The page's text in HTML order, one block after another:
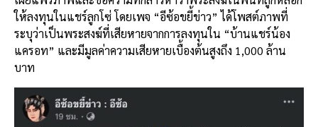
b
o
o
k
l Li
n
k
e
ให้ลงทุนในแชร์ลูกโซ่ โดยเพจ “อีซ้อขยี้ข่าว” ได้โพสต์ภาพที่
ระบุว่าเป็นพระสงฆ์ที่เสียหายจากการลงทุนใน “บ้านแชร์น้อง
แครอท” และมีมูลค่าความเสียหายเบื้องต้นสูงถึง 1,000 ล้าน
บาท